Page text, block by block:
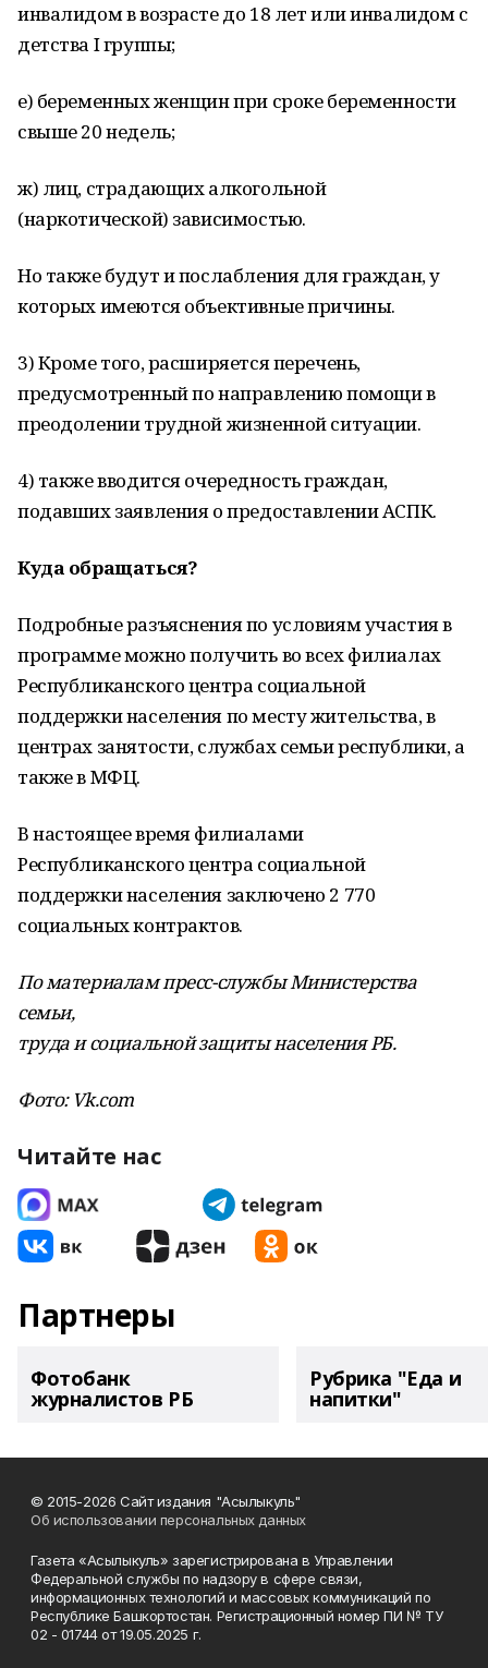
инвалидом в возрасте до 18 лет или инвалидом с
детства I группы;
е) беременных женщин при сроке беременности
свыше 20 недель;
ж) лиц, страдающих алкогольной
(наркотической) зависимостью.
Но также будут и послабления для граждан, у
которых имеются объективные причины.
3) Кроме того, расширяется перечень,
предусмотренный по направлению помощи в
преодолении трудной жизненной ситуации.
4) также вводится очередность граждан,
подавших заявления о предоставлении АСПК.
Куда обращаться?
Подробные разъяснения по условиям участия в
программе можно получить во всех филиалах
Республиканского центра социальной
поддержки населения по месту жительства, в
центрах занятости, службах семьи республики, а
также в МФЦ.
В настоящее время филиалами
Республиканского центра социальной
поддержки населения заключено 2 770
социальных контрактов.
По материалам пресс-службы Министерства
семьи,
труда и социальной защиты населения РБ.
Фото: Vk.com
Читайте нас
Партнеры
Фотобанк
журналистов РБ
Рубрика "Еда и
напитки"
© 2015-2026 Сайт издания "Асылыкуль"
Об использовании персональных данных
Газета «Асылыкуль» зарегистрирована в Управлении
Федеральной службы по надзору в сфере связи,
информационных технологий и массовых коммуникаций по
Республике Башкортостан. Регистрационный номер ПИ № ТУ
02 - 01744 от 19.05.2025 г.